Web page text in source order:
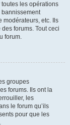
les opérations
bannissement
modérateurs, etc. Ils
forums. Tout ceci
forum.
groupes
forums. Ils ont la
les
le forum qu’ils
pour que les